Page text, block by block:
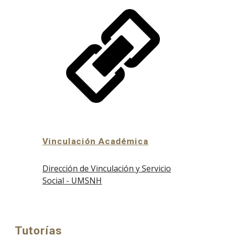
Vinculación Académica
Dirección de Vinculación y Servicio
Social - UMSNH
Tutorías